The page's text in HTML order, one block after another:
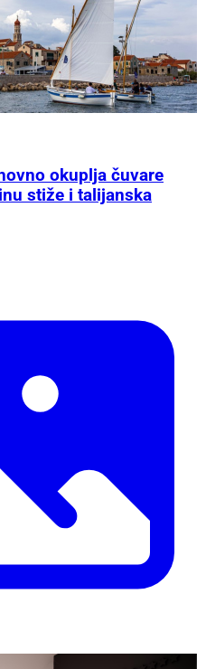
okuplja čuvare
stiže i talijanska